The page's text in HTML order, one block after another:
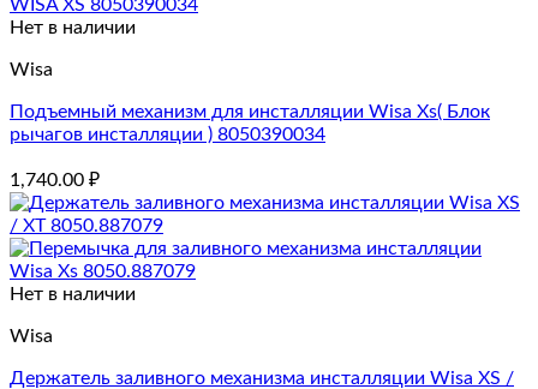
Нет в наличии
Wisa
Подъемный механизм для инсталляции Wisa Xs( Блок
рычагов инсталляции ) 8050390034
1,740.00 ₽
Нет в наличии
Wisa
Держатель заливного механизма инсталляции Wisa XS /